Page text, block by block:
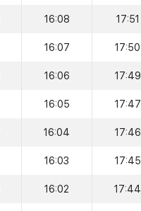
16:08 17:51
16:07 17:50
16:06 17:49
16:05 17:47
16:04 17:46
16:03 17:45
16:02 17:44